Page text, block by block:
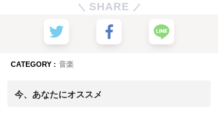
SHARE
CATEGORY : 音楽
今、あなたにオススメ